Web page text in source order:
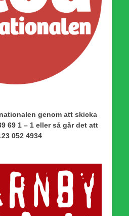
genom att skicka
69 1 – 1 eller så går det att
052 4934